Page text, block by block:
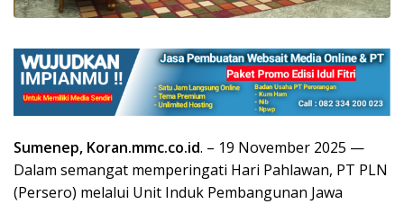
Sumenep, Koran.mmc.co.id. – 19 November 2025 —
Dalam semangat memperingati Hari Pahlawan, PT PLN
(Persero) melalui Unit Induk Pembangunan Jawa